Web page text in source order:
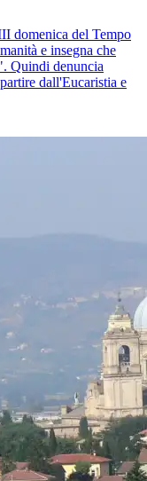
domenica del Tempo
e insegna che
Quindi denuncia
dall'Eucaristia e